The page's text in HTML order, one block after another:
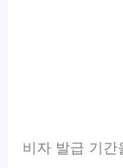
비자 발급 기간